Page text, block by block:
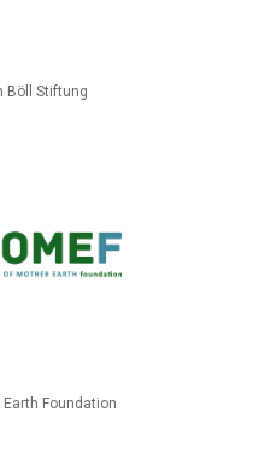
Böll Stiftung
Foundation